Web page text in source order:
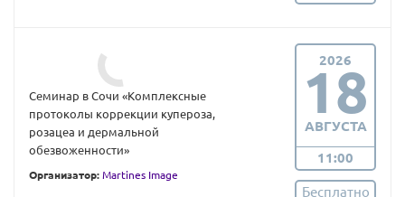
Семинар в Сочи «Комплексные
протоколы коррекции купероза,
розацеа и дермальной
обезвоженности»
Организатор: Martines Image
2026
18
АВГУСТА
11:00
Бесплатно